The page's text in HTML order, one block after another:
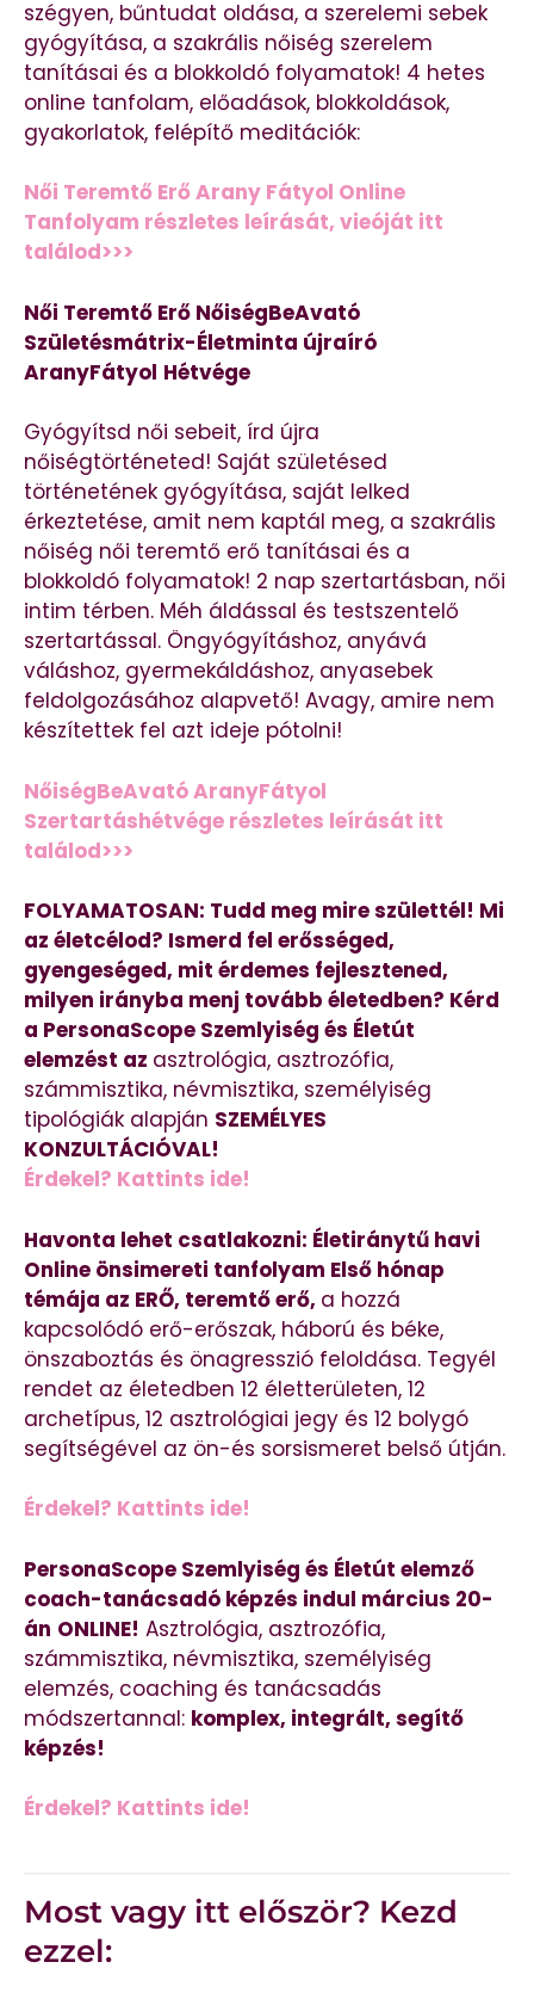
szégyen, bűntudat oldása, a szerelemi sebek
gyógyítása, a szakrális nőiség szerelem
tanításai és a blokkoldó folyamatok! 4 hetes
online tanfolam, előadások, blokkoldások,
gyakorlatok, felépítő meditációk:
Női Teremtő Erő Arany Fátyol Online
Tanfolyam részletes leírását, vieóját itt
találod>>>
Női Teremtő Erő NőiségBeAvató
Születésmátrix-Életminta újraíró
AranyFátyol Hétvége
Gyógyítsd női sebeit, írd újra
nőiségtörténeted! Saját születésed
történetének gyógyítása, saját lelked
érkeztetése, amit nem kaptál meg, a szakrális
nőiség női teremtő erő tanításai és a
blokkoldó folyamatok! 2 nap szertartásban, női
intim térben. Méh áldással és testszentelő
szertartással. Öngyógyításhoz, anyává
váláshoz, gyermekáldáshoz, anyasebek
feldolgozásához alapvető! Avagy, amire nem
készítettek fel azt ideje pótolni!
NőiségBeAvató AranyFátyol
Szertartáshétvége részletes leírását itt
találod>>>
FOLYAMATOSAN: Tudd meg mire születtél! Mi
az életcélod? Ismerd fel erősséged,
gyengeséged, mit érdemes fejlesztened,
milyen irányba menj tovább életedben? Kérd
a PersonaScope Szemlyiség és Életút
elemzést az asztrológia, asztrozófia,
számmisztika, névmisztika, személyiség
tipológiák alapján SZEMÉLYES
KONZULTÁCIÓVAL!
Érdekel? Kattints ide!
Havonta lehet csatlakozni: Életiránytű havi
Online önsimereti tanfolyam Első hónap
témája az ERŐ, teremtő erő, a hozzá
kapcsolódó erő-erőszak, háború és béke,
önszaboztás és önagresszió feloldása. Tegyél
rendet az életedben 12 életterületen, 12
archetípus, 12 asztrológiai jegy és 12 bolygó
segítségével az ön-és sorsismeret belső útján.
Érdekel? Kattints ide!
PersonaScope Szemlyiség és Életút elemző
coach-tanácsadó képzés indul március 20-
án ONLINE! Asztrológia, asztrozófia,
számmisztika, névmisztika, személyiség
elemzés, coaching és tanácsadás
módszertannal: komplex, integrált, segítő
képzés!
Érdekel? Kattints ide!
Most vagy itt először? Kezd
ezzel: